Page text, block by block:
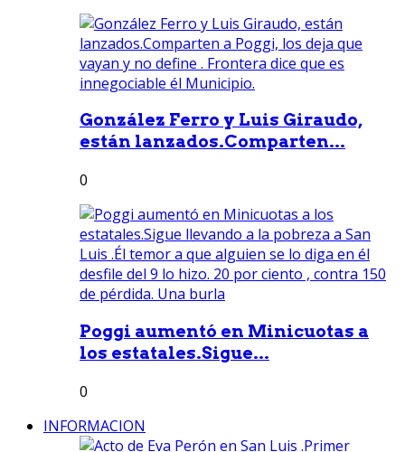
González Ferro y Luis Giraudo,
están lanzados.Comparten...
0
Poggi aumentó en Minicuotas a
los estatales.Sigue...
0
INFORMACION